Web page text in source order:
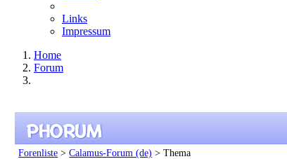
Links
Impressum
Home
Forum
Forenliste >Calamus-Forum (de) > Thema